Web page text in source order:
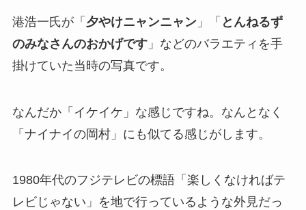
港浩一氏が「 夕やけニャンニャン」「 とんねるず
のみなさんのおかげです」などのバラエティを手
掛けていた当時の写真です。
なんだか「イケイケ」な感じですね。なんとなく
「ナイナイの岡村」にも似てる感じがします。
1980年代のフジテレビの標語「楽しくなければテ
レビじゃない」を地で行っているような外見だっ